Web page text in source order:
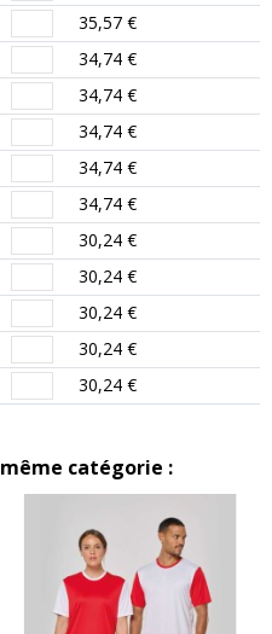
35,57 €
34,74 €
34,74 €
34,74 €
34,74 €
34,74 €
30,24 €
30,24 €
30,24 €
30,24 €
30,24 €
catégorie :